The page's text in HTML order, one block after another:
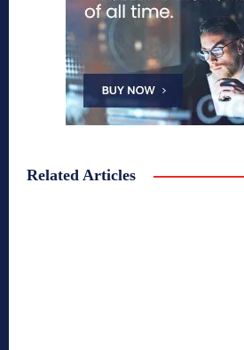
Related Articles